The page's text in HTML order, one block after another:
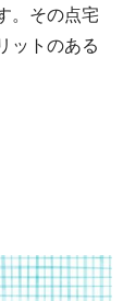
。その点宅
ットのある